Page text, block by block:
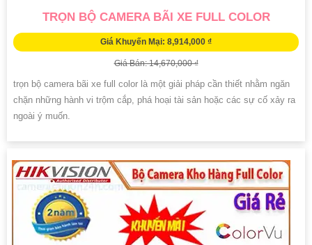
TRỌN BỘ CAMERA BÃI XE FULL COLOR
Giá Khuyến Mại: 8,914,000 ₫
Giá Bán: 14,670,000 ₫
trọn bộ camera bãi xe full color là một giải pháp cần thiết nhằm ngăn
chặn những hành vi trộm cắp, phá hoại tài sản hoặc các sự cố xảy ra
ngoài ý muốn.